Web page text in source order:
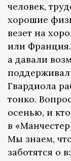
человек,
хорошие
везет на
или
а давали
Гвардиола
тонко.
осенью, и
в
Мы знаем,
заботятся о